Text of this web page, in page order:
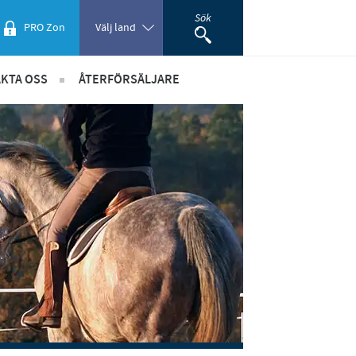
PRO Zon Välj land
Portugal
Romania
Russia
South Africa
Spain
Sök
OSS
om sponsring
ÅTERFÖRSÄLJARE
- marknadsmaterial